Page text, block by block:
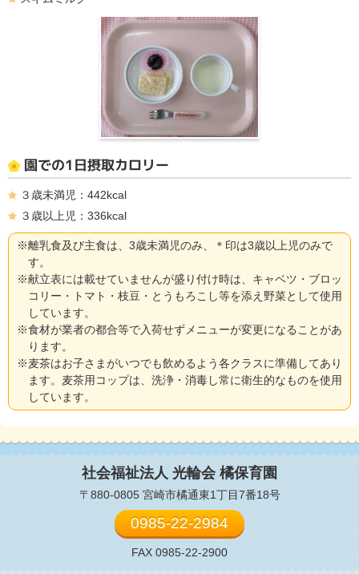
園での1日摂取カロリー
３歳未満児：442kcal
３歳以上児：336kcal
※離乳食及び主食は、3歳未満児のみ、＊印は3歳以上児のみで
す。
※献立表には載せていませんが盛り付け時は、キャベツ・ブロッ
コリー・トマト・枝豆・とうもろこし等を添え野菜として使用
しています。
※食材が業者の都合等で入荷せずメニューが変更になることがあ
ります。
※麦茶はお子さまがいつでも飲めるよう各クラスに準備してあり
ます。麦茶用コップは、洗浄・消毒し常に衛生的なものを使用
しています。
社会福祉法人 光輪会 橘保育園
〒880-0805 宮崎市橘通東1丁目7番18号
0985-22-2984
FAX 0985-22-2900